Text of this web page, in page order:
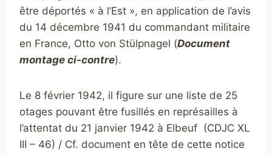
être déportés « à l’Est », en application de l’avis
du 14 décembre 1941 du commandant militaire
en France, Otto von Stülpnagel (Document
montage ci-contre).
Le 8 février 1942, il figure sur une liste de 25
otages pouvant être fusillés en représailles à
l’attentat du 21 janvier 1942 à Elbeuf (CDJC XL
III – 46) / Cf. document en tête de cette notice